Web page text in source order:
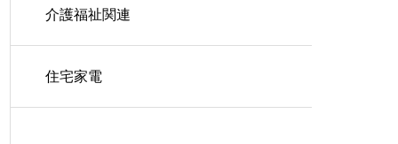
介護福祉関連
住宅家電